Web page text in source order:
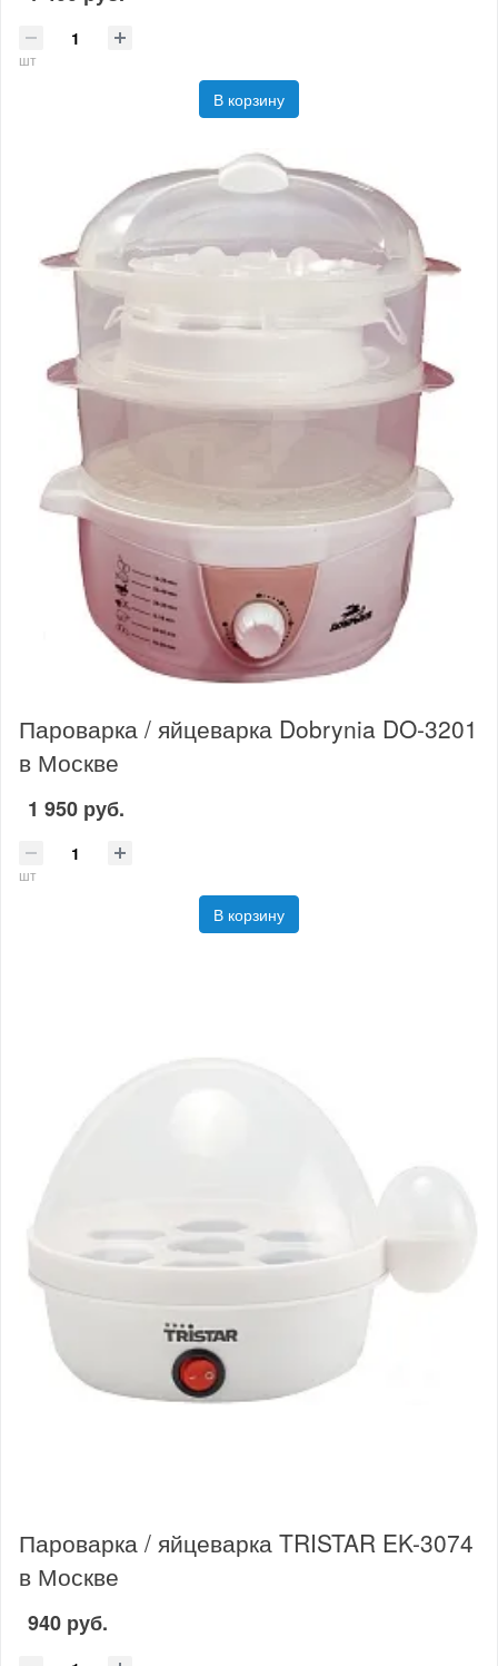
шт
В корзину
Пароварка / яйцеварка Dobrynia DO-3201
в Москве
1 950 руб.
шт
В корзину
Пароварка / яйцеварка TRISTAR EK-3074
в Москве
940 руб.